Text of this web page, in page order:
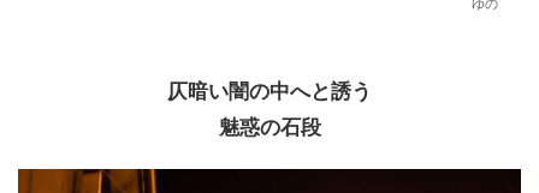
仄暗い闇の中へと誘う
魅惑の石段